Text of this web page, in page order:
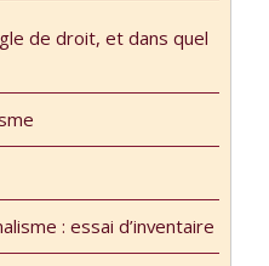
de droit, et dans quel
: essai d’inventaire